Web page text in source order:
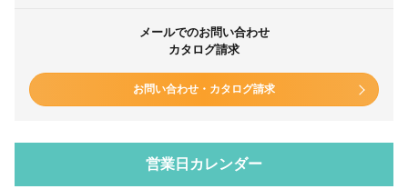
メールでのお問い合わせ
カタログ請求
お問い合わせ・カタログ請求
営業日カレンダー